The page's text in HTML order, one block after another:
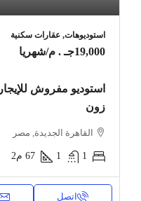
استوديوهات, عقارات سكنية
19,000جـ . م /شهريا
زون
القاهرة الجديدة, مصر
1
1
67 م2
اتصل